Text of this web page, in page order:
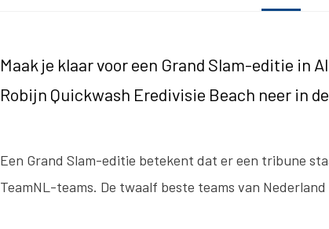
Maak je klaar voor een Grand Slam-editie in
Robijn Quickwash Eredivisie Beach neer in
Een Grand Slam-editie betekent dat er een tribune
TeamNL-teams. De twaalf beste teams van